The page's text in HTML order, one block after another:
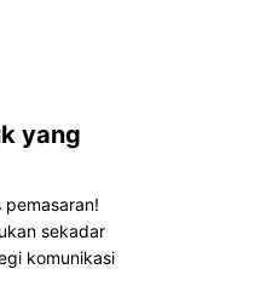
yang
sekadar
komunikasi